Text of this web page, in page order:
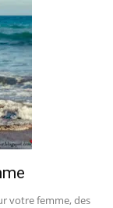
votre femme, des